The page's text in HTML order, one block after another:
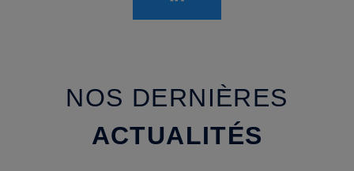
NOS DERNIÈRES
ACTUALITÉS